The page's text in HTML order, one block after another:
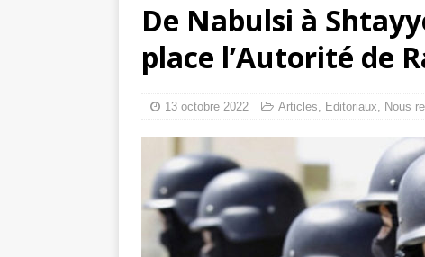
Les Israéliens
Alors que Trump
tueries [ 4 août 2026
Gaza : les
De Nabulsi à
place l’Autorité de
13 octobre 2022 Articles, Editoriaux, Nous